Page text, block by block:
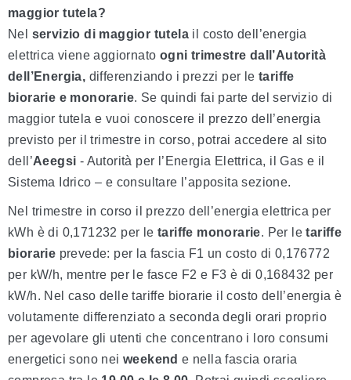
maggior tutela?
Nel servizio di maggior tutela il costo dell’energia
elettrica viene aggiornato ogni trimestre dall’Autorità
dell’Energia, differenziando i prezzi per letariffe
biorarie e monorarie. Se quindi fai parte del servizio di
maggior tutela e vuoi conoscere il prezzo dell’energia
previsto per il trimestre in corso, potrai accedere al sito
dell’Aeegsi - Autorità per l’Energia Elettrica, il Gas e il
Sistema Idrico – e consultare l’apposita sezione.
Nel trimestre in corso il prezzo dell’energia elettrica per
kWh è di 0,171232 per le tariffe monorarie. Per letariffe
biorarie prevede: per la fascia F1 un costo di 0,176772
per kW/h, mentre per le fasce F2 e F3 è di 0,168432 per
kW/h. Nel caso delle tariffe biorarie il costo dell’energia è
volutamente differenziato a seconda degli orari proprio
per agevolare gli utenti che concentrano i loro consumi
energetici sono nei weekend e nella fascia oraria